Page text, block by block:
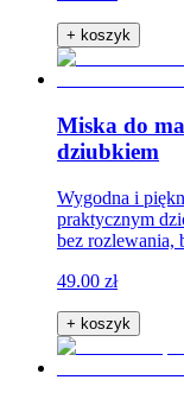
+ koszyk
Miska do
dziubkiem
Wygodna i
praktycznym
bez rozlewania,
49.00 zł
+ koszyk